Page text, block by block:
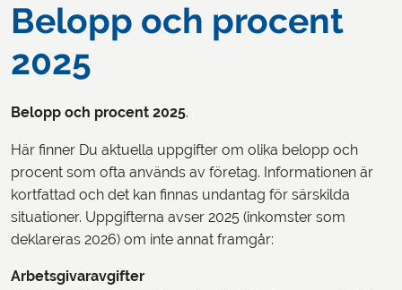
Belopp och procent
2025
Belopp och procent 2025.
Här finner Du aktuella uppgifter om olika belopp och
procent som ofta används av företag. Informationen är
kortfattad och det kan finnas undantag för särskilda
situationer. Uppgifterna avser 2025 (inkomster som
deklareras 2026) om inte annat framgår:
Arbetsgivaravgifter